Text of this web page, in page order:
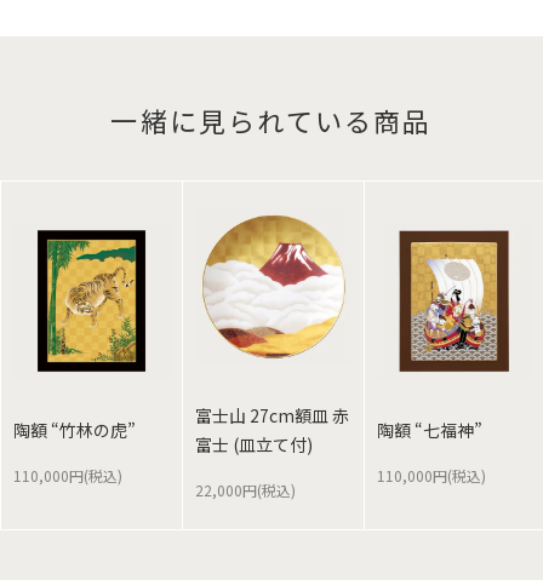
一緒に見られている商品
陶額 “竹林の虎”
110,000円(税込)
富士山 27cm額皿 赤
富士 (皿立て付)
22,000円(税込)
陶額 “七福神”
110,000円(税込)